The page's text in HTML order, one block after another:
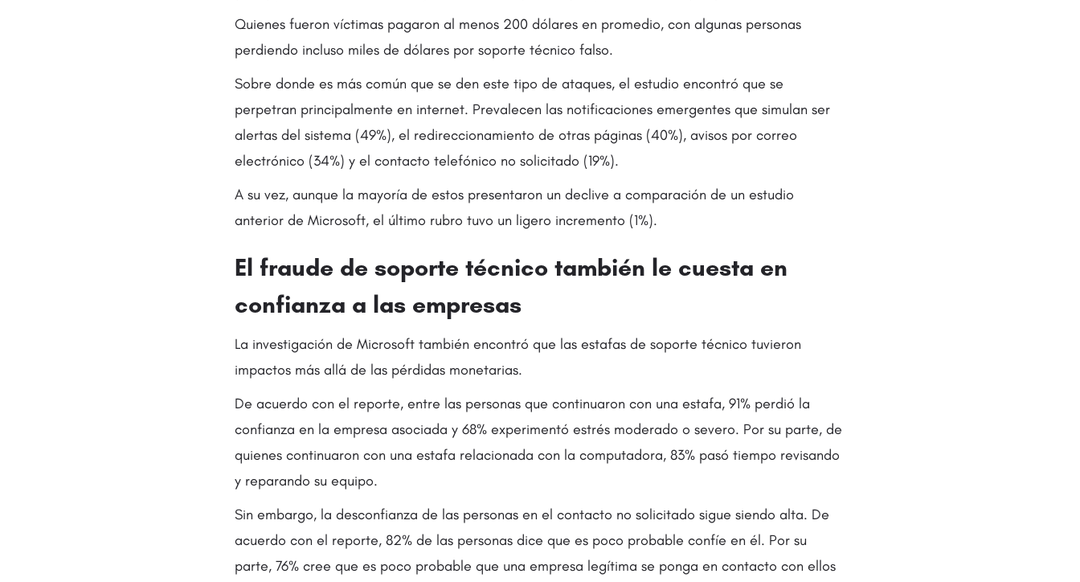
Quienes fueron víctimas pagaron al menos 200 dólares en promedio, con algunas personas
perdiendo incluso miles de dólares por soporte técnico falso.
Sobre donde es más común que se den este tipo de ataques, el estudio encontró que se
perpetran principalmente en internet. Prevalecen las notificaciones emergentes que simulan ser
alertas del sistema (49%), el redireccionamiento de otras páginas (40%), avisos por correo
electrónico (34%) y el contacto telefónico no solicitado (19%).
A su vez, aunque la mayoría de estos presentaron un declive a comparación de un estudio
anterior de Microsoft, el último rubro tuvo un ligero incremento (1%).
El fraude de soporte técnico también le cuesta en
confianza a las empresas
La investigación de Microsoft también encontró que las estafas de soporte técnico tuvieron
impactos más allá de las pérdidas monetarias.
De acuerdo con el reporte, entre las personas que continuaron con una estafa, 91% perdió la
confianza en la empresa asociada y 68% experimentó estrés moderado o severo. Por su parte, de
quienes continuaron con una estafa relacionada con la computadora, 83% pasó tiempo revisando
y reparando su equipo.
Sin embargo, la desconfianza de las personas en el contacto no solicitado sigue siendo alta. De
acuerdo con el reporte, 82% de las personas dice que es poco probable confíe en él. Por su
parte, 76% cree que es poco probable que una empresa legítima se ponga en contacto con ellos